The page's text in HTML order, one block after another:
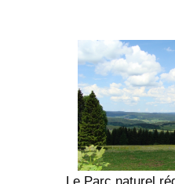
Le Parc naturel